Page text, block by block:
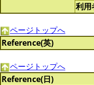
利用
ページトップへ
Reference(英)
ページトップへ
Reference(日)